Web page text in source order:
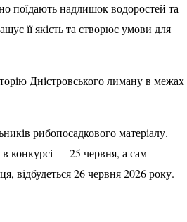
поїдають надлишок водоростей та
її якість та створює умови для
Дністровського лиману в межах
рибопосадкового матеріалу.
конкурсі — 25 червня, а сам
відбудеться 26 червня 2026 року.